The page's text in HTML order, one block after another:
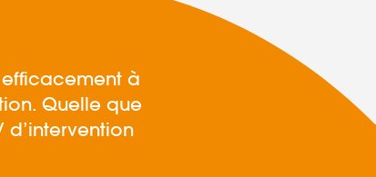
à
Quelle que
d’intervention